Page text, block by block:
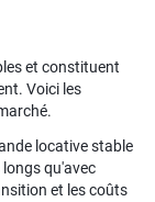
et constituent
Voici les
locative stable
qu'avec
et les coûts